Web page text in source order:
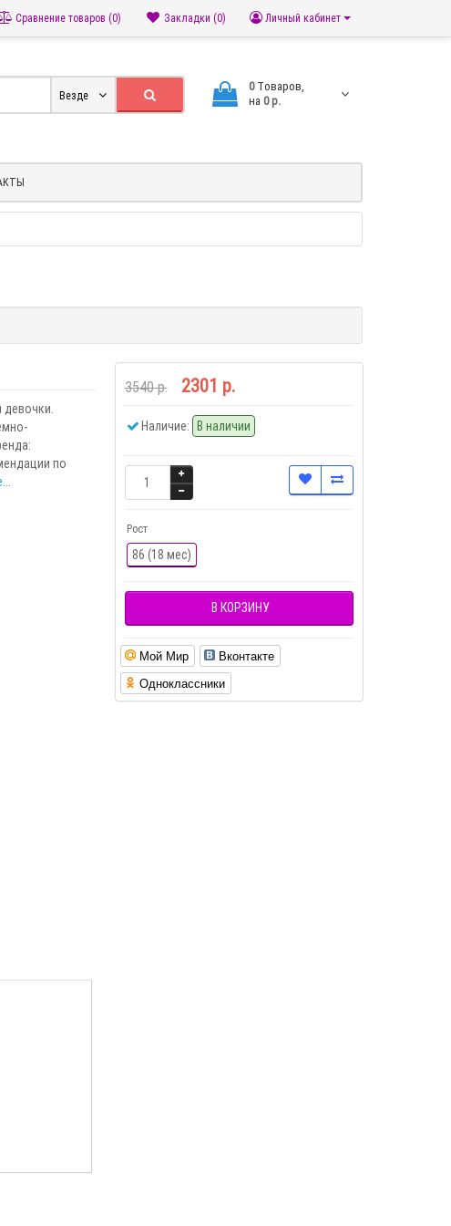
Личный кабинет
Закладки (0)
Сравнение товаров (0)
0 Tоваров,
на 0 р.
Везде
по
3540 р. 2301 р.
Наличие: В наличии
Рост
86 (18 мес)
В КОРЗИНУ
Мой Мир
Вконтакте
Одноклассники